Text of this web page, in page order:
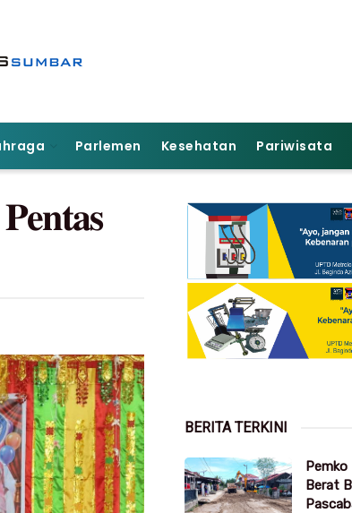
Parlemen Kesehatan Pariwisata
BERITA TERKINI
Pemko
Berat